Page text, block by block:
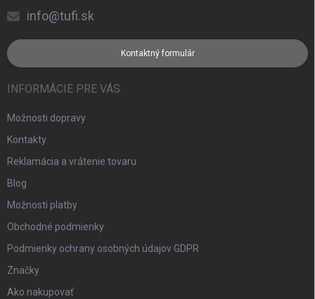
info@tufi.sk
Kontaktný formulár
INFORMÁCIE PRE VÁS
Možnosti dopravy
Kontakty
Reklamácia a vrátenie tovaru
Blog
Možnosti platby
Obchodné podmienky
Podmienky ochrany osobných údajov GDPR
Značky
Ako nakupovať